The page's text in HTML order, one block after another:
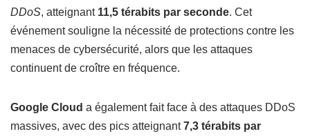
DDoS, atteignant 11,5 térabits par seconde. Cet
événement souligne la nécessité de protections contre les
menaces de cybersécurité, alors que les attaques
continuent de croître en fréquence.
Google Cloud a également fait face à des attaques DDoS
massives, avec des pics atteignant7,3 térabits par